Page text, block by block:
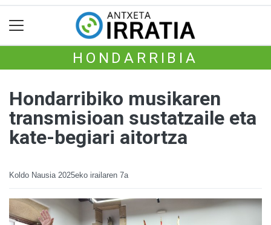
HONDARRIBIA
Hondarribiko musikaren
transmisioan sustatzaile eta
kate-begiari aitortza
Koldo Nausia 2025eko irailaren 7a